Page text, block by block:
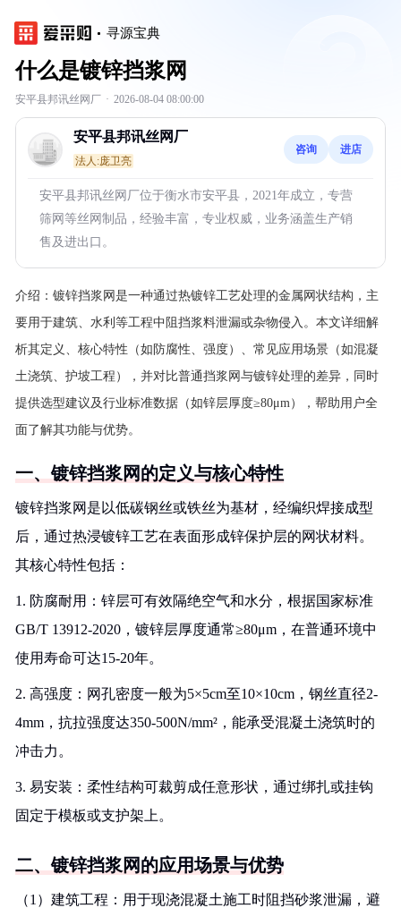
寻源宝典
什么是镀锌挡浆网
安平县邦讯丝网厂 · 2026-08-04 08:00:00
安平县邦讯丝网厂
法人:庞卫亮
咨询 进店
安平县邦讯丝网厂位于衡水市安平县，2021年成立，专营
筛网等丝网制品，经验丰富，专业权威，业务涵盖生产销
售及进出口。
介绍： 镀锌挡浆网是一种通过热镀锌工艺处理的金属网状结构，主
要用于建筑、水利等工程中阻挡浆料泄漏或杂物侵入。本文详细解
析其定义、核心特性（如防腐性、强度）、常见应用场景（如混凝
土浇筑、护坡工程），并对比普通挡浆网与镀锌处理的差异，同时
提供选型建议及行业标准数据（如锌层厚度≥80μm），帮助用户全
面了解其功能与优势。
一、镀锌挡浆网的定义与核心特性
镀锌挡浆网是以低碳钢丝或铁丝为基材，经编织焊接成型
后，通过热浸镀锌工艺在表面形成锌保护层的网状材料。
其核心特性包括：
1. 防腐耐用：锌层可有效隔绝空气和水分，根据国家标准
GB/T 13912-2020，镀锌层厚度通常≥80μm，在普通环境中
使用寿命可达15-20年。
2. 高强度：网孔密度一般为5×5cm至10×10cm，钢丝直径2-
4mm，抗拉强度达350-500N/mm²，能承受混凝土浇筑时的
冲击力。
3. 易安装：柔性结构可裁剪成任意形状，通过绑扎或挂钩
固定于模板或支护架上。
二、镀锌挡浆网的应用场景与优势
（1）建筑工程：用于现浇混凝土施工时阻挡砂浆泄漏，避